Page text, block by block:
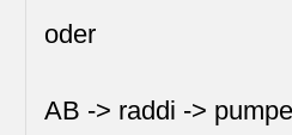
oder
AB -> raddi ->